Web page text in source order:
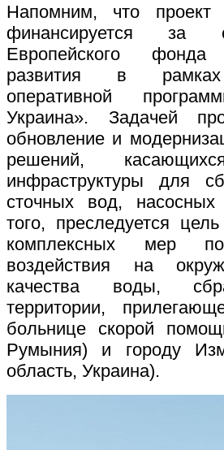
Напомним, что проект
финансируется за
Европейского фонда
развития в
оперативной
Украина». Задачей
обновление и
решений,
инфраструктуры для
сточных вод,
того, преследуется
комплексных мер по
воздействия на
качества воды,
территории,
больнице скорой
Румыния) и городу
область, Украина).